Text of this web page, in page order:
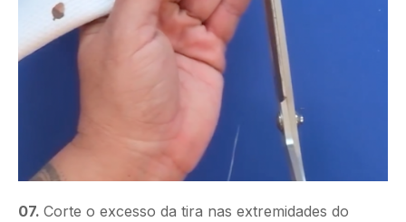
07. Corte o excesso da tira nas extremidades do